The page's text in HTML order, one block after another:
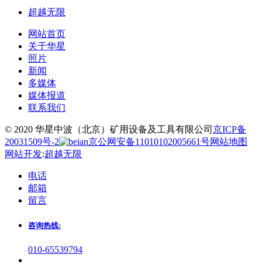
超越无限
网站首页
关于华星
照片
新闻
多媒体
媒体报道
联系我们
© 2020 华星中波（北京）矿用设备及工具有限公司 京ICP备
20031509号-2
京公网安备11010102005661号网站地图
网站开发:超越无限
电话
邮箱
留言
咨询热线:
010-65539794